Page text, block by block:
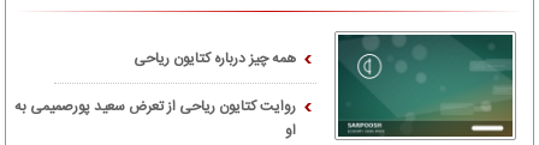
همه چیز درباره کتایون ریاحی
روایت کتایون ریاحی از تعرض سعید پورصمیمی به
او